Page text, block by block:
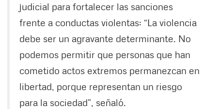
judicial para fortalecer las sanciones
frente a conductas violentas: “La violencia
debe ser un agravante determinante. No
podemos permitir que personas que han
cometido actos extremos permanezcan en
libertad, porque representan un riesgo
para la sociedad”, señaló.